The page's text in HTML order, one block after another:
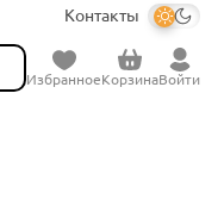
Контакты
ИзбранноеКорзинаВойти